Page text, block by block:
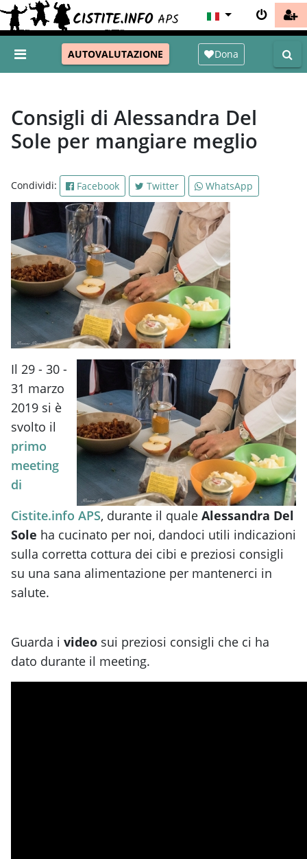
AUTOVALUTAZIONE Dona
Consigli di Alessandra Del
Sole per mangiare meglio
Condividi: Facebook Twitter WhatsApp
Il 29 - 30 -
31 marzo
2019 si è
svolto il
primo
meeting
di
Cistite.info APS, durante il quale Alessandra Del
Sole ha cucinato per noi, dandoci utili indicazioni
sulla corretta cottura dei cibi e preziosi consigli
su una sana alimentazione per mantenerci in
salute.
Guarda i video sui preziosi consigli che ci ha
dato durante il meeting.